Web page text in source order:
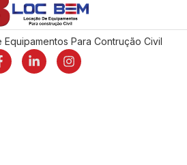
Equipamentos Para Contrução Civil